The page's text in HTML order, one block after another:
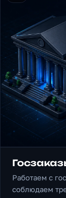
Работаем с
соблюдаем